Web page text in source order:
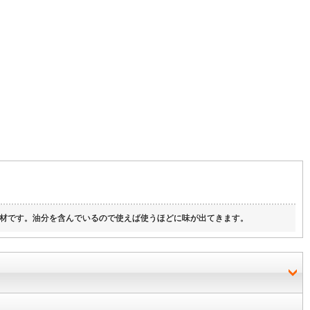
す。油分を含んでいるので使えば使うほどに味が出てきます。